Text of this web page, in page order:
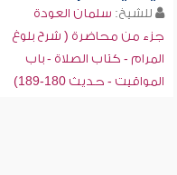
للشيخ: سلمان العودة
جزء من محاضرة ( شرح بلوغ
المرام - كتاب الصلاة - باب
المواقيت - حديث 180-189)